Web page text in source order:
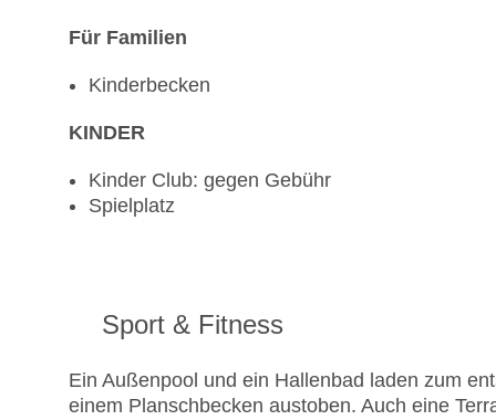
Für Familien
Kinderbecken
KINDER
Kinder Club: gegen Gebühr
Spielplatz
Sport & Fitness
Ein Außenpool und ein Hallenbad laden zum
einem Planschbecken austoben. Auch eine